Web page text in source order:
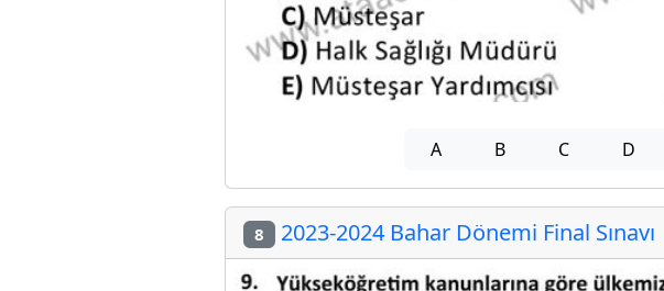
A B C D
8 2023-2024 Bahar Dönemi Final Sınavı